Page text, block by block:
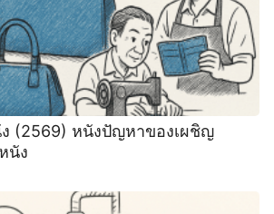
(2569) หนังปัญหาของเผชิญ
นัง